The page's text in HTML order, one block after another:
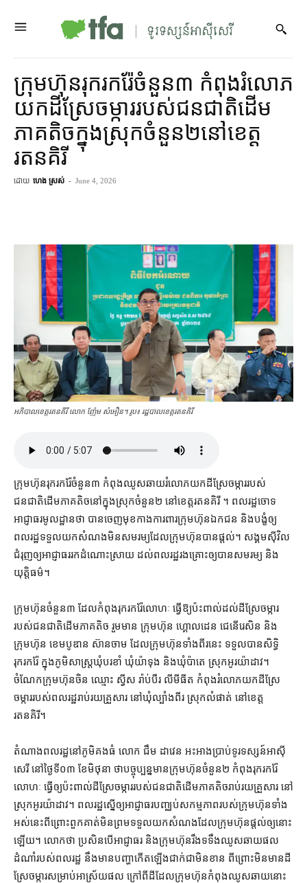
ក្រុមហ៊ុន​រុករក​រ៉ែ​ចំនួន​៣ កំពុង​រំលោភ​
យក​ដីស្រែ​ចម្ការ​របស់​ជនជាតិ​ដើម​
ភាគតិច​ក្នុង​ស្រុក​ចំនួន​២​នៅ​ខេត្ត​
រតនគិរី
ដោយ ហេង ស្រស់ - June 4, 2026
អភិបាលខេត្ត​រតនគីរី លោក ញ៉ែម សំអឿន។ រូប៖ រដ្ឋបាលខេត្ត​រតនគិរី
ក្រុមហ៊ុន​រុករក​រ៉ែ​ចំនួន​៣ កំពុង​ឈូស​ឆាយ​រំលោភ​យក​ដីស្រែ​ចម្ការ​របស់​
ជនជាតិ​ដើម​ភាគតិច​នៅក្នុង​ស្រុក​ចំនួន​២ នៅ​ខេត្ត​រតនគិរី ។ ពលរដ្ឋ​ចោទ​
អាជ្ញាធរ​មូលដ្ឋាន​ថា បាន​ចេញ​មុខ​កាង​ការពារ​ក្រុមហ៊ុន​ឯកជន និង​បង្ខំ​ឲ្យ​
ពលរដ្ឋ​ទទួលយក​សំណង​មិន​សមរម្យ​ដែល​ក្រុមហ៊ុន​បាន​ផ្ដល់។ សង្គម​ស៊ីវិល
ជំរុញ​ឲ្យ​អាជ្ញាធរ​រក​ដំណោះស្រាយ ដល់​ពលរដ្ឋ​រងគ្រោះ​ឲ្យ​បាន​សមរម្យ និង​
យុត្តិធម៌។
ក្រុមហ៊ុន​ចំនួន​៣ ដែល​កំពុង​រុករក​រ៉ែ​លោហៈ ធ្វើ​ឱ្យ​ប៉ះពាល់​ដល់​ដីស្រែ​ចម្ការ​
របស់​ជនជាតិ​ដើម​ភាគតិច រួមមាន ក្រុមហ៊ុន ហ្គោលដេន ជេនើរេសិន និង​
ក្រុមហ៊ុន ខេមបូឌាន ស៊ាន​ចាម ដែល​ក្រុមហ៊ុន​ទាំងពីរ​នេះ ទទួល​បាន​សិទ្ធិ​
រុករក​រ៉ែ ក្នុងភូមិ​សាស្ត្រ​ឃុំ​បរខាំ ឃុំ​យ៉ាទុង និង​ឃុំ​ប៉ាតេ ស្រុក​អូរយ៉ាដាវ​។
ចំណែក​ក្រុមហ៊ុន​ចិន ឈ្មោះ ស្វីស រ៉ាប់បឺរ លី​មី​ធី​ត កំពុង​រំលោភ​យក​ដីស្រែ​
ចម្ការ​របស់​ពលរដ្ឋ​រាប់​រយ​គ្រួសារ នៅ​ឃុំ​ល្បាំងពីរ ស្រុក​លំផាត់ នៅ​ខេត្ត
រតនគិរី។
តំណាង​ពលរដ្ឋ​នៅ​ភូមិ​គងធំ លោក ជឹម ដាវេន អះអាង​ប្រាប់​ទូរទស្សន៍​អាស៊ី
សេរី នៅ​ថ្ងៃទី​០៣ ខែមិថុនា ថា​បច្ចុប្បន្ន​មាន​ក្រុមហ៊ុន​ចំនួន​២ កំពុង​រុករក​រ៉ែ​
លោហៈ ធ្វើ​ឲ្យ​ប៉ះពាល់​ដីស្រែ​ចម្ការ​របស់​ជនជាតិ​ដើម​ភាគតិច​រាប់​រយ​គ្រួសារ នៅ​
ស្រុក​អូរយ៉ាដាវ។ ពលរដ្ឋ​ស្នើ​ឲ្យ​អាជ្ញាធរ​បញ្ឈប់​សកម្មភាព​របស់​ក្រុមហ៊ុន​ទាំង
អស់​នេះ​ពីព្រោះ​ពួកគាត់​មិន​ព្រម​ទទួលយក​សំណង​ដែល​ក្រុមហ៊ុន​ផ្ដល់​ឲ្យ​នោះ​
ឡើយ​។ លោក​ថា ប្រសិនបើ​អាជ្ញាធរ និង​ក្រុមហ៊ុន​រឹងទទឹង​ឈូស​ឆាយ​ផល
ដំណាំ​របស់​ពលរដ្ឋ នឹង​មាន​បញ្ហា​កើតឡើង​ជាក់​ជាមិនខាន ពីព្រោះ​មិន​មាន​ដី
ស្រែ​ចម្ការ​សម្រាប់​អាស្រ័យ​ផល ក្រៅពី​ដី​ដែល​ក្រុមហ៊ុន​កំពុង​ឈូស​ឆាយ​នោះ​